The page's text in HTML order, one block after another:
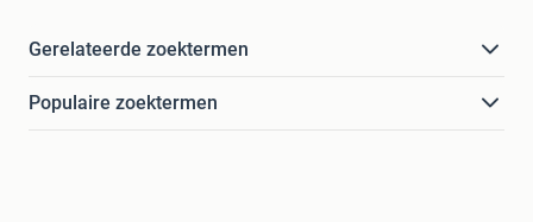
Gerelateerde zoektermen
Populaire zoektermen